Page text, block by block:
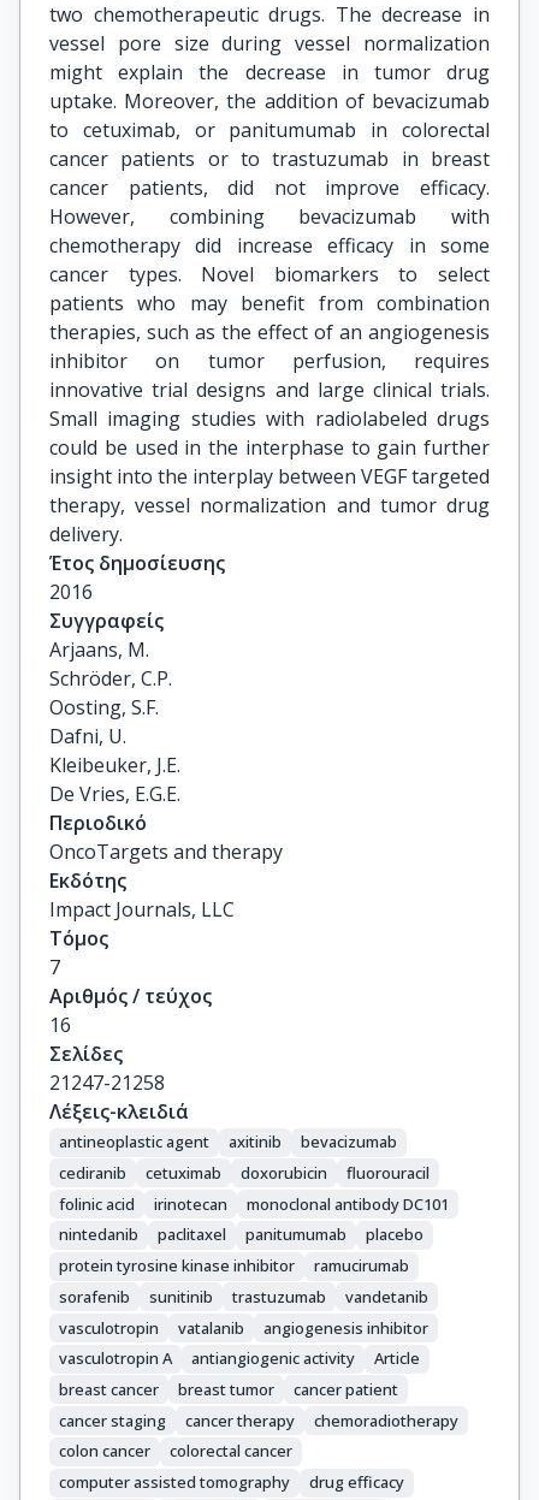
two chemotherapeutic drugs. The decrease in
vessel pore size during vessel normalization
might explain the decrease in tumor drug
uptake. Moreover, the addition of bevacizumab
to cetuximab, or panitumumab in colorectal
cancer patients or to trastuzumab in breast
cancer patients, did not improve efficacy.
However, combining bevacizumab with
chemotherapy did increase efficacy in some
cancer types. Novel biomarkers to select
patients who may benefit from combination
therapies, such as the effect of an angiogenesis
inhibitor on tumor perfusion, requires
innovative trial designs and large clinical trials.
Small imaging studies with radiolabeled drugs
could be used in the interphase to gain further
insight into the interplay between VEGF targeted
therapy, vessel normalization and tumor drug
delivery.
Έτος δημοσίευσης
2016
Συγγραφείς
Arjaans, M.
Schröder, C.P.
Oosting, S.F.
Dafni, U.
Kleibeuker, J.E.
De Vries, E.G.E.
Περιοδικό
OncoTargets and therapy
Εκδότης
Impact Journals, LLC
Τόμος
7
Αριθμός / τεύχος
16
Σελίδες
21247-21258
Λέξεις-κλειδιά
antineoplastic agent axitinib
bevacizumab
cediranib
cetuximab doxorubicin
fluorouracil
folinic acid
irinotecan
monoclonal antibody DC101
nintedanib
paclitaxel panitumumab
placebo
protein tyrosine kinase inhibitor
ramucirumab
sorafenib
sunitinib trastuzumab
vandetanib
vasculotropin
vatalanib
angiogenesis inhibitor
vasculotropin A
antiangiogenic activity
Article
breast cancer
breast tumor
cancer patient
cancer staging
cancer therapy
chemoradiotherapy
colon cancer
colorectal cancer
computer assisted tomography
drug efficacy